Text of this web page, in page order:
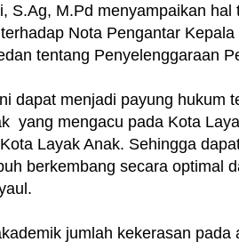
S.Ag, M.Pd menyampaikan hal
Nota Pengantar
tentang Penyelenggaraan
dapat menjadi payung hukum
yang mengacu pada Kota
Layak Anak. Sehingga
berkembang secara optimal
jumlah kekerasan pada